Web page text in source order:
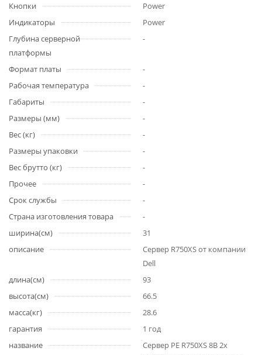
Кнопки
Power
Индикаторы
Power
Глубина серверной
платформы
-
Формат платы
-
Рабочая температура
-
Габариты
-
Размеры (мм)
-
Вес (кг)
-
Размеры упаковки
-
Вес брутто (кг)
-
Прочее
-
Срок службы
-
Страна изготовления товара
-
ширина(см)
31
описание
Сервер R750XS от компании
Dell
длина(см)
93
высота(см)
66.5
масса(кг)
28.6
гарантия
1 год
название
Сервер PE R750XS 8B 2х